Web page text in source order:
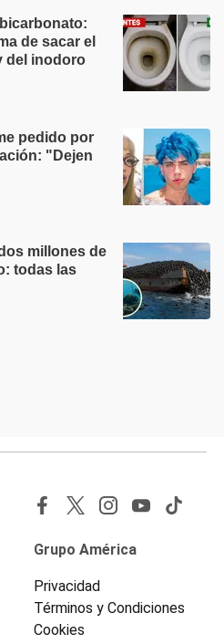
de sacar el
del inodoro
pedido por
"Dejen
millones de
todas las
Grupo América
Privacidad
Términos y Condiciones
Cookies